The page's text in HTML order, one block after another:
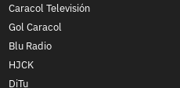
Caracol Televisión
Gol Caracol
Blu Radio
HJCK
DiTu